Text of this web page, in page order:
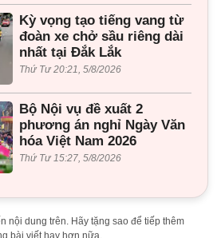
Kỳ vọng tạo tiếng vang từ
đoàn xe chở sầu riêng dài
nhất tại Đắk Lắk
Thứ Tư 20:21, 5/8/2026
Bộ Nội vụ đề xuất 2
phương án nghỉ Ngày Văn
hóa Việt Nam 2026
Thứ Tư 15:27, 5/8/2026
nội dung trên. Hãy tặng sao để tiếp thêm